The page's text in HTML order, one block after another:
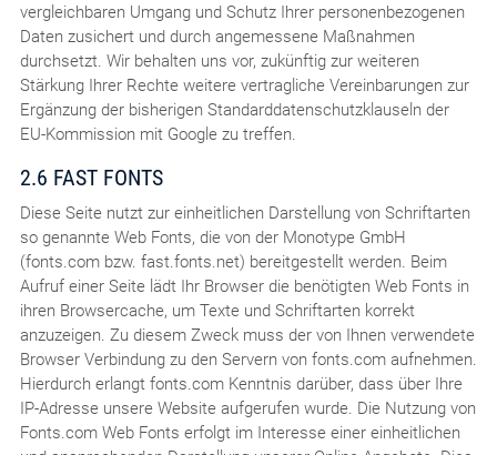
vergleichbaren Umgang und Schutz Ihrer personenbezogenen
Daten zusichert und durch angemessene Maßnahmen
durchsetzt. Wir behalten uns vor, zukünftig zur weiteren
Stärkung Ihrer Rechte weitere vertragliche Vereinbarungen zur
Ergänzung der bisherigen Standarddatenschutzklauseln der
EU-Kommission mit Google zu treffen.
2.6 FAST FONTS
Diese Seite nutzt zur einheitlichen Darstellung von Schriftarten
so genannte Web Fonts, die von der Monotype GmbH
(fonts.com bzw. fast.fonts.net) bereitgestellt werden. Beim
Aufruf einer Seite lädt Ihr Browser die benötigten Web Fonts in
ihren Browsercache, um Texte und Schriftarten korrekt
anzuzeigen. Zu diesem Zweck muss der von Ihnen verwendete
Browser Verbindung zu den Servern von fonts.com aufnehmen.
Hierdurch erlangt fonts.com Kenntnis darüber, dass über Ihre
IP-Adresse unsere Website aufgerufen wurde. Die Nutzung von
Fonts.com Web Fonts erfolgt im Interesse einer einheitlichen